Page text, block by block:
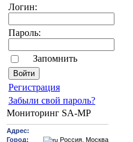
Логин:
Пароль:
Запомнить
Pегиcтрaция
Забыли свой пароль?
Мониторинг SA-MP